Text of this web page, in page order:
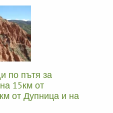
по пътя за
15км от
от Дупница и на